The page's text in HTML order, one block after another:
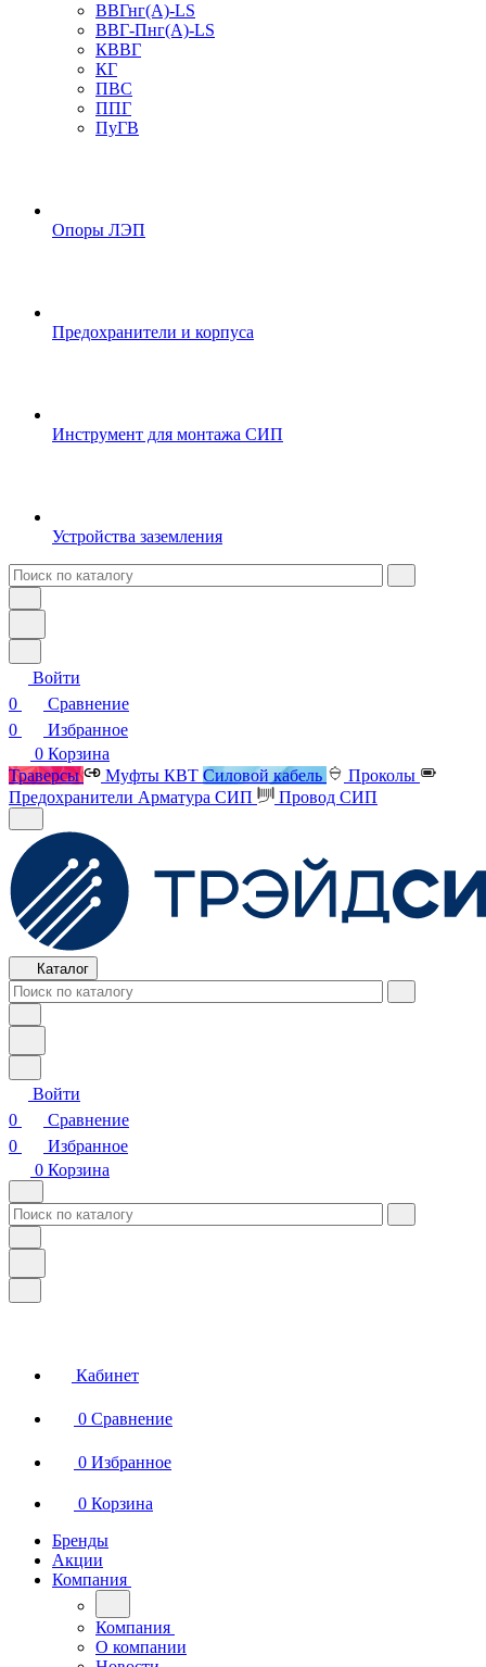
ВВГнг(А)-LS
ВВГ-Пнг(А)-LS
КВВГ
КГ
ПВС
ППГ
ПуГВ
Опоры ЛЭП
Предохранители и корпуса
Инструмент для монтажа СИП
Устройства заземления
Войти
0
Сравнение
0
Избранное
0 Корзина
Траверсы
Муфты КВТ Силовой кабель
Проколы
Предохранители Арматура СИП Провод СИП
Каталог
Войти
0
Сравнение
0
Избранное
0 Корзина
Кабинет
0 Сравнение
0 Избранное
0 Корзина
Бренды
Акции
Компания
Компания
О компании